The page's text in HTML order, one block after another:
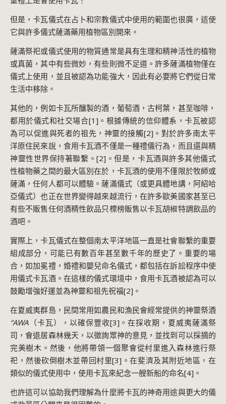
但是，卡瓦儀式在占卜和宗教儀式中使用的範圍也很廣，這使
它與許多儀式薩滿藥用植物區別開來。
薩滿祭祀或儀式使用的物質通常是具有生理和精神活性的植物
或真菌，其中有些微妙，有些則微不足道。許多薩滿植物僅在
儀式上使用，並且被認為功能強大，因此有必要將它們從日常
生活中移除。
其他的，例如卡瓦所釀製的酒，葡萄酒，古柯葉，甚至咖啡，
都用於儀式和社交場合[1]。根據傳統的信仰體系，卡瓦被認
為可以促進與死者的祖先，神靈的接觸[2]。對於許多南太平
洋原住民來說，食用卡瓦酒不僅是一種禮儀行為，而且還與精
神靈性世界保持著聯繫。[2]。但是，卡瓦酒與許多其他儀式
性植物藥之間的最大區別在於，卡瓦酒的使用不僅限於牧師或
薩滿，任何人都可以體驗。薩滿儀式（或更具體地講，阿紹哈
亞儀式）也正在世界變得越來越流行，在許多歐美國家甚至已
有些不販售任何酒精性飲品只標榜販售以卡瓦胡椒特調飲品的
酒吧。
實際上，卡瓦儀式在整個南太平洋地區一直是社會聯繫的重要
組成部分，可能已有數百年甚至數千年的歷史了。重要的場
合，如加冕禮，婚禮和嬰兒命名儀式，都包括在訴訟程序中使
用儀式卡瓦酒。在這樣的儀式環境中，食用卡瓦酒被認為可以
鼓勵增強好運並為神靈和祖先祝福[2]。
在夏威夷群島，民間常用如農民和漁民會經常提供的神靈祭酒
“AWA （卡瓦），以確保豐收[3]。在採收期，夏威夷薩滿祭
司，會退居森林幾天，以徵詢眾神的意見，並找到可以採摘的
完美樹木。然後，他將帶領一個聚會從村里進入森林進行祭
祀，然後砍倒樹木並帶回村里[3]。在斐濟及其附近地區，在
類似的儀式使用中，使用卡瓦來紀念一艘新船的命名[4]。
也許這可以協助我們理解為什麼將卡瓦的神奇用途與更大的儀